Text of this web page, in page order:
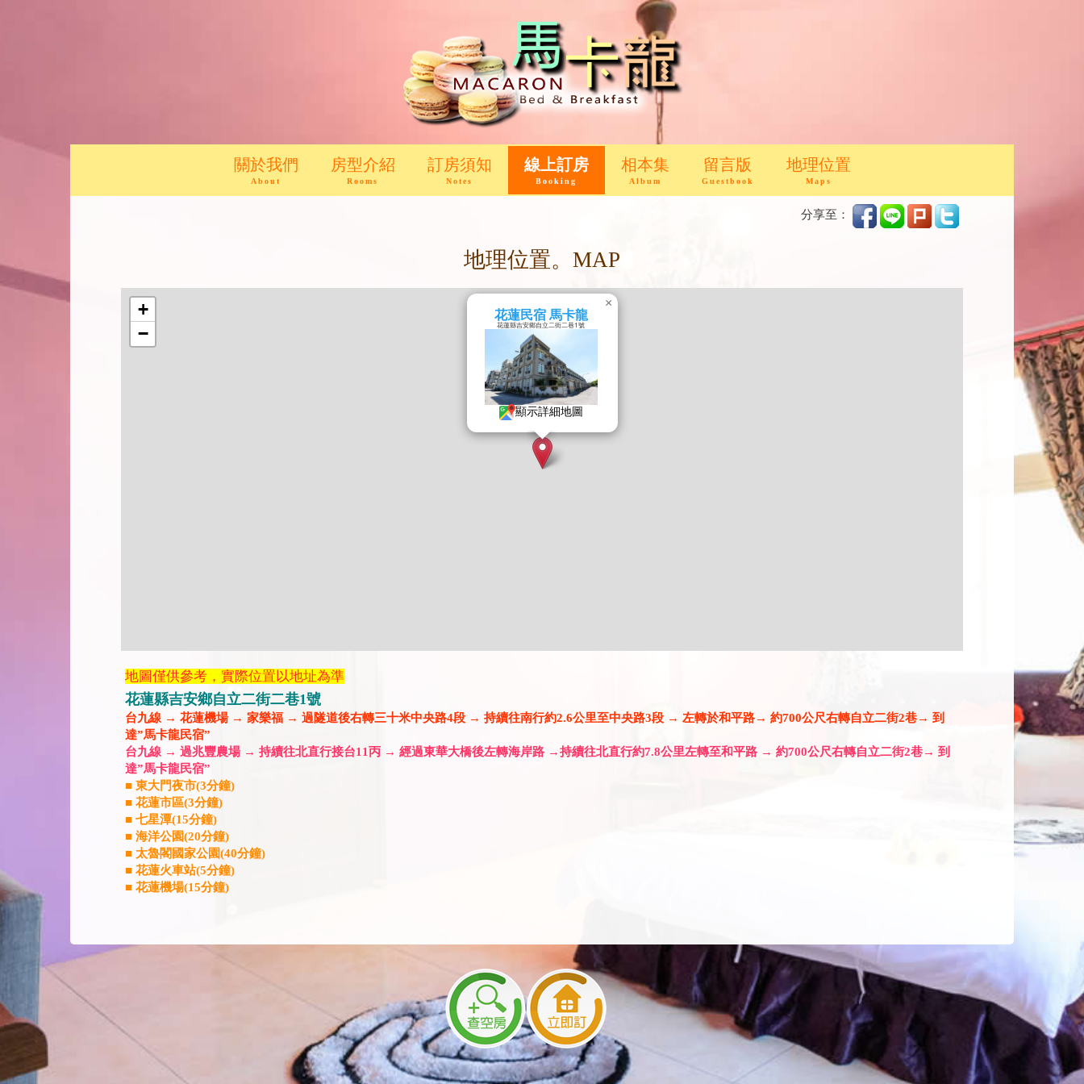
關於我們
About
房型介紹
Rooms
訂房須知
Notes
線上訂房
Booking
相本集
Album
留言版
Guestbook
地理位置
Maps
分享至：
地理位置。MAP
花蓮民宿 馬卡龍
花蓮縣吉安鄉自立二街二巷1號
顯示詳細地圖
×
+
−
地圖僅供參考，實際位置以地址為準
花蓮縣吉安鄉自立二街二巷1號
台九線 → 花蓮機場 → 家樂福 → 過隧道後右轉三十米中央路4段 → 持續往南行約2.6公里至中央路3段 → 左轉於和平路→ 約700公尺右轉自立二街2巷→ 到
達”馬卡龍民宿”
台九線 → 過兆豐農場 → 持續往北直行接台11丙 → 經過東華大橋後左轉海岸路 →持續往北直行約7.8公里左轉至和平路 → 約700公尺右轉自立二街2巷→ 到
達”馬卡龍民宿”
■ 東大門夜市(3分鐘)
■ 花蓮市區(3分鐘)
■ 七星潭(15分鐘)
■ 海洋公園(20分鐘)
■ 太魯閣國家公園(40分鐘)
■ 花蓮火車站(5分鐘)
■ 花蓮機場(15分鐘)